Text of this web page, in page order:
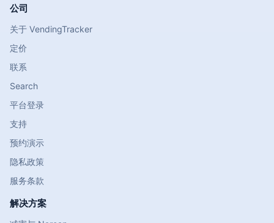
公司
关于 VendingTracker
定价
联系
Search
平台登录
支持
预约演示
隐私政策
服务条款
解决方案